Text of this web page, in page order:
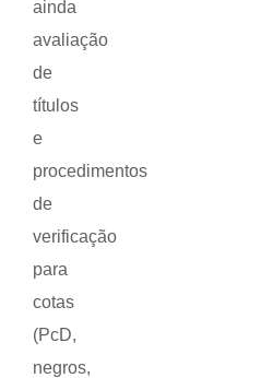
ainda
avaliação
de
títulos
e
procedimentos
de
verificação
para
cotas
(PcD,
negros,